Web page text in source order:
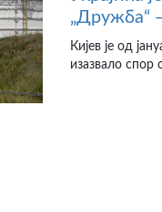
„Дружба“
Кијев је од
изазвало